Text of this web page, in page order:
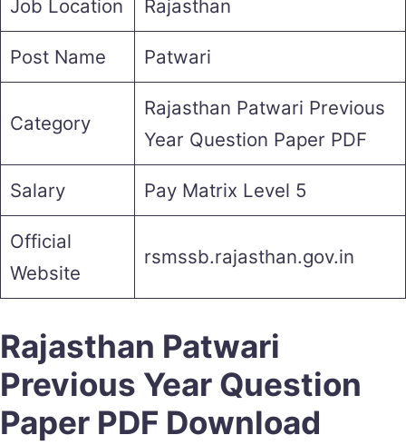
Job Location Rajasthan
Post Name Patwari
Category
Rajasthan Patwari Previous
Year Question Paper PDF
Salary Pay Matrix Level 5
Official
Website
rsmssb.rajasthan.gov.in
Rajasthan Patwari
Previous Year Question
Paper PDF Download